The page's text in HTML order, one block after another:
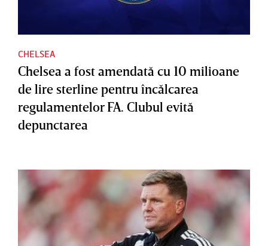
CHELSEA
Chelsea a fost amendată cu 10 milioane
de lire sterline pentru încălcarea
regulamentelor FA. Clubul evită
depunctarea